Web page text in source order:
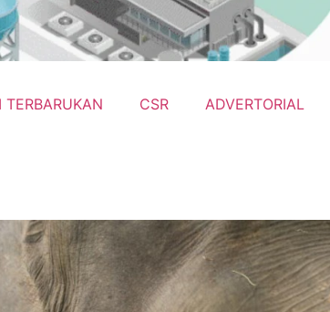
TERBARUKAN CSR ADVERTORIAL